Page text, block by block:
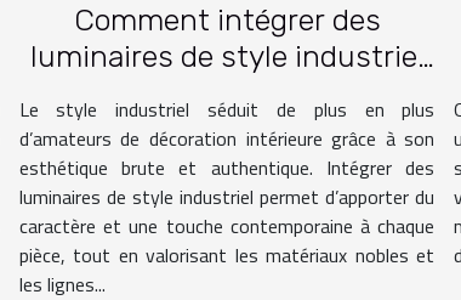
Comment intégrer des
luminaires de style industriel
dans votre intérieur ?
Le style industriel séduit de plus en plus
d’amateurs de décoration intérieure grâce à son
esthétique brute et authentique. Intégrer des
luminaires de style industriel permet d’apporter du
caractère et une touche contemporaine à chaque
pièce, tout en valorisant les matériaux nobles et
les lignes...